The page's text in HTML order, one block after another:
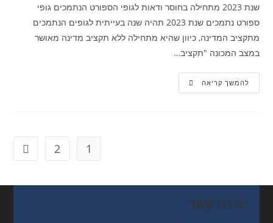
שנת 2023 מתחילה בחוסר ודאות לגופי הספורט הנתמכים גופי
ספורט נתמכים שנת 2023 תהיה שנה בעייתית לגופים הנתמכים
מתקציב המדינה, כיוון שהיא מתחילה ללא תקציב מדינה מאושר
במצב המכונה "תקציב…
להמשך קריאה
1
2
יצירת קשר